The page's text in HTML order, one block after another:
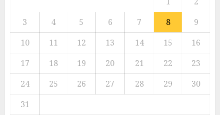
3
4 5 6 7 8
9
10
11 12 13 14 15
16
17
18 19 20 21 22
23
24
25 26 27 28 29
30
31